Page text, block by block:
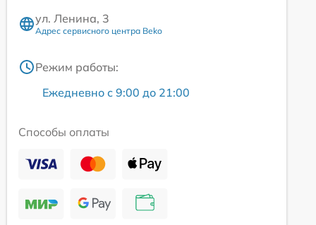
ул. Ленина, 3
Адрес сервисного центра Beko
Режим работы:
Ежедневно с 9:00 до 21:00
Способы оплаты